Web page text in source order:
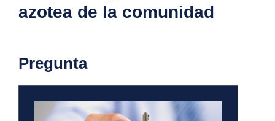
azotea de la comunidad
Pregunta